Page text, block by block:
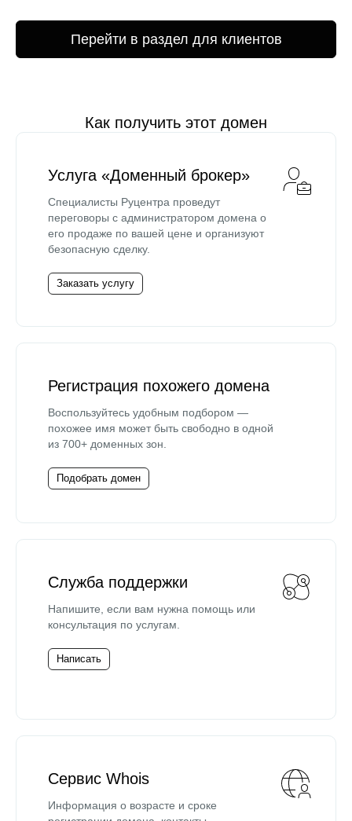
Перейти в раздел для клиентов
Как получить этот домен
Услуга «Доменный брокер»
Специалисты Руцентра проведут
переговоры с администратором домена о
его продаже по вашей цене и организуют
безопасную сделку.
Заказать услугу
Регистрация похожего домена
Воспользуйтесь удобным подбором —
похожее имя может быть свободно в одной
из 700+ доменных зон.
Подобрать домен
Служба поддержки
Напишите, если вам нужна помощь или
консультация по услугам.
Написать
Сервис Whois
Информация о возрасте и сроке